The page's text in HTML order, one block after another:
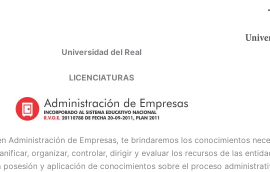
Universidad del Real
LICENCIATURAS
Administración de Empresas, te brindaremos los conocimientos
organizar, controlar, dirigir y evaluar los recursos de las
y aplicación de conocimientos sobre el proceso